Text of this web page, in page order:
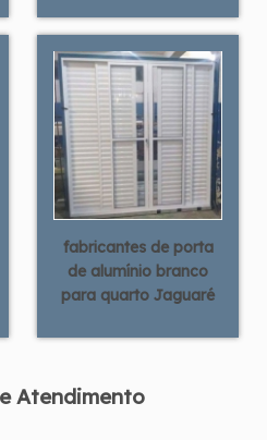
fabricantes de porta
de alumínio branco
para quarto Jaguaré
Atendimento